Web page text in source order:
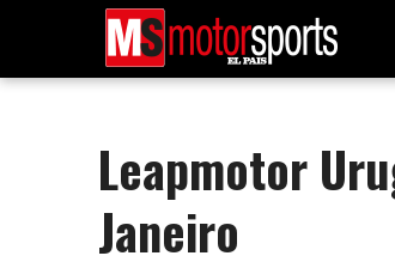
Leapmotor
Janeiro